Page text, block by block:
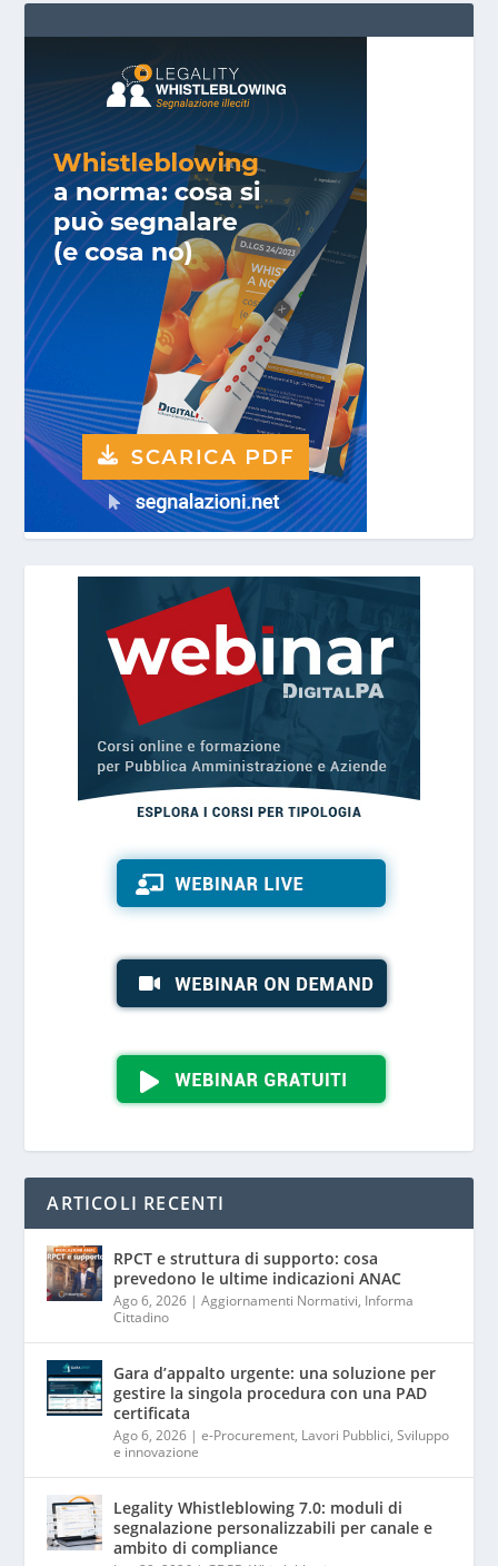
ARTICOLI RECENTI
RPCT e struttura di supporto: cosa
prevedono le ultime indicazioni ANAC
Ago 6, 2026 |Aggiornamenti Normativi, Informa
Cittadino
Gara d’appalto urgente: una soluzione per
gestire la singola procedura con una PAD
certificata
Ago 6, 2026 |e-Procurement, Lavori Pubblici,Sviluppo
e innovazione
Legality Whistleblowing 7.0: moduli di
segnalazione personalizzabili per canale e
ambito di compliance